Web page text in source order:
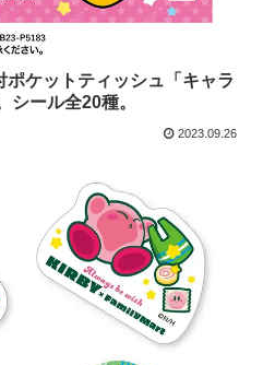
ポケットティッシュ「キャラ
シール全20種。
2023.09.26